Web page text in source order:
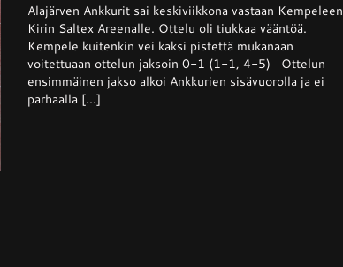
–
Kempele
haki
niukan
voiton
Ankkureilta
Alajärven Ankkurit sai keskiviikkona vastaan Kempeleen
Kirin Saltex Areenalle. Ottelu oli tiukkaa vääntöä.
Kempele kuitenkin vei kaksi pistettä mukanaan
voitettuaan ottelun jaksoin 0-1 (1-1, 4-5) Ottelun
ensimmäinen jakso alkoi Ankkurien sisävuorolla ja ei
parhaalla [...]